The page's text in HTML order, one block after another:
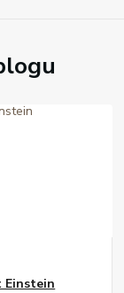
Einstein